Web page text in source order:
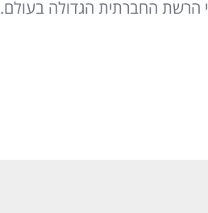
הרשת החברתית הגדולה בעולם.